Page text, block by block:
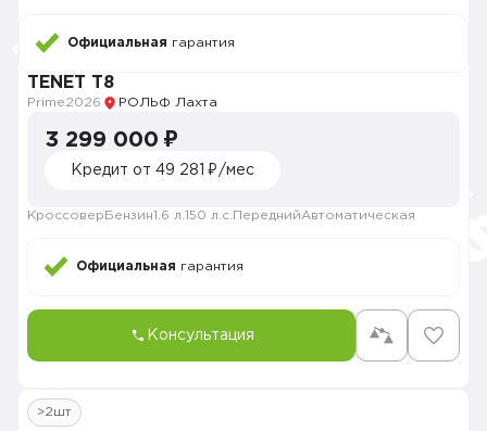
Официальная гарантия
TENET T8
Prime2026 РОЛЬФ Лахта
3 299 000 ₽
Кредит от 49 281 ₽/мес
Кроссовер Бензин1.6 л. 150 л.с. ПереднийАвтоматическая
Официальная гарантия
Консультация
>2шт